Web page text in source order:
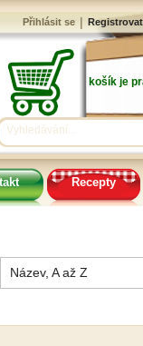
Přihlásit se |
košík je
Recepty
Název, A až Z